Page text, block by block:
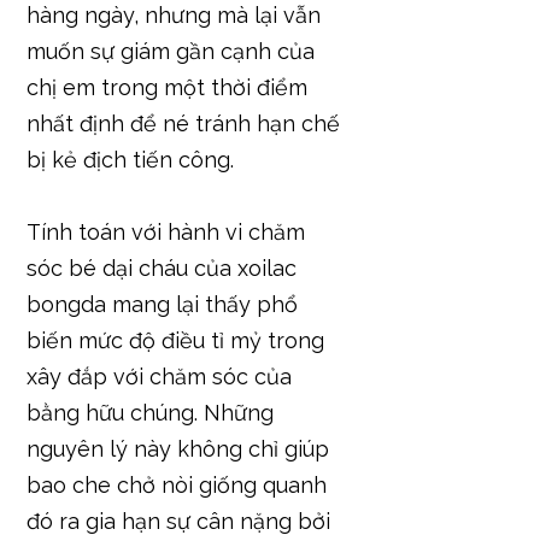
hàng ngày, nhưng mà lại vẫn
muốn sự giám gần cạnh của
chị em trong một thời điểm
nhất định để né tránh hạn chế
bị kẻ địch tiến công.
Tính toán với hành vi chăm
sóc bé dại cháu của xoilac
bongda mang lại thấy phổ
biến mức độ điều tỉ mỷ trong
xây đắp với chăm sóc của
bằng hữu chúng. Những
nguyên lý này không chỉ giúp
bao che chở nòi giống quanh
đó ra gia hạn sự cân nặng bởi